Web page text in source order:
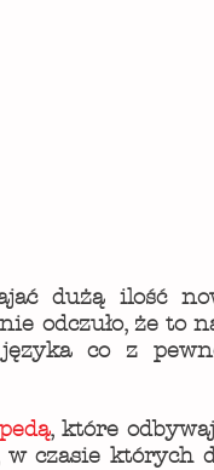
dużą ilość
odczuło, że to
co z
, które
czasie których